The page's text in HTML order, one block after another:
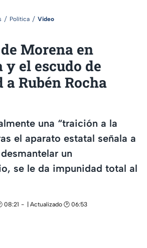
Política Video
Morena en
y el escudo de
Rubén Rocha
una “traición a la
el aparato estatal señala a
un
se le da impunidad total al
08:21
| Actualizado 🕑 06:53